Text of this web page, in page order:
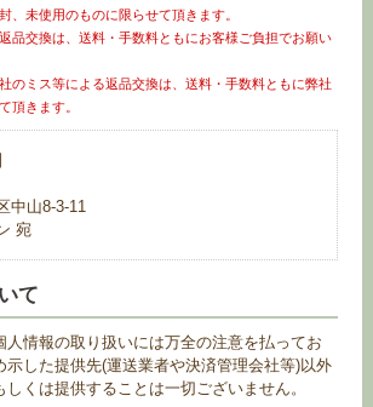
、未使用のものに限らせて頂きます。
品交換は、送料・手数料ともにお客様ご負担でお願い
のミス等による返品交換は、送料・手数料ともに弊社
頂きます。
中山8-3-11
宛
て
人情報の取り扱いには万全の注意を払ってお
示した提供先(運送業者や決済管理会社等)以外
くは提供することは一切ございません。